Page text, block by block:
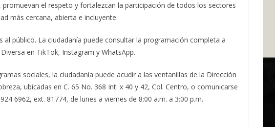
el respeto y fortalezcan la participación de todos los sectores
más cercana, abierta e incluyente.
al público. La ciudadanía puede consultar la programación completa a
en TikTok, Instagram y WhatsApp.
sociales, la ciudadanía puede acudir a las ventanillas de la Dirección
ubicadas en C. 65 No. 368 Int. x 40 y 42, Col. Centro, o comunicarse
6962, ext. 81774, de lunes a viernes de 8:00 a.m. a 3:00 p.m.